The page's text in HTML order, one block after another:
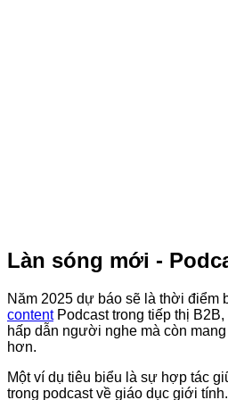
Làn sóng mới -
Năm 2025 dự báo sẽ là thời điểm
contentPodcast trong tiếp thị
hấp dẫn người nghe mà còn
hơn.
Một ví dụ tiêu biểu là sự hợp tác
trong podcast về giáo dục giới